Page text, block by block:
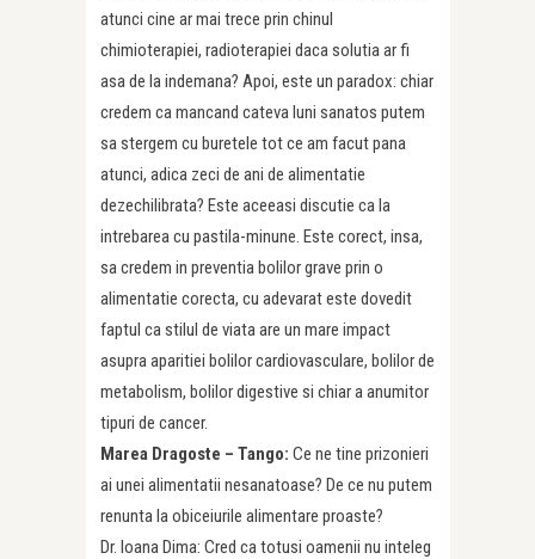
atunci cine ar mai trece prin chinul
chimioterapiei, radioterapiei daca solutia ar fi
asa de la indemana? Apoi, este un paradox: chiar
credem ca mancand cateva luni sanatos putem
sa stergem cu buretele tot ce am facut pana
atunci, adica zeci de ani de alimentatie
dezechilibrata? Este aceeasi discutie ca la
intrebarea cu pastila-minune. Este corect, insa,
sa credem in preventia bolilor grave prin o
alimentatie corecta, cu adevarat este dovedit
faptul ca stilul de viata are un mare impact
asupra aparitiei bolilor cardiovasculare, bolilor de
metabolism, bolilor digestive si chiar a anumitor
tipuri de cancer.
Marea Dragoste – Tango: Ce ne tine prizonieri
ai unei alimentatii nesanatoase? De ce nu putem
renunta la obiceiurile alimentare proaste?
Dr. Ioana Dima: Cred ca totusi oamenii nu inteleg